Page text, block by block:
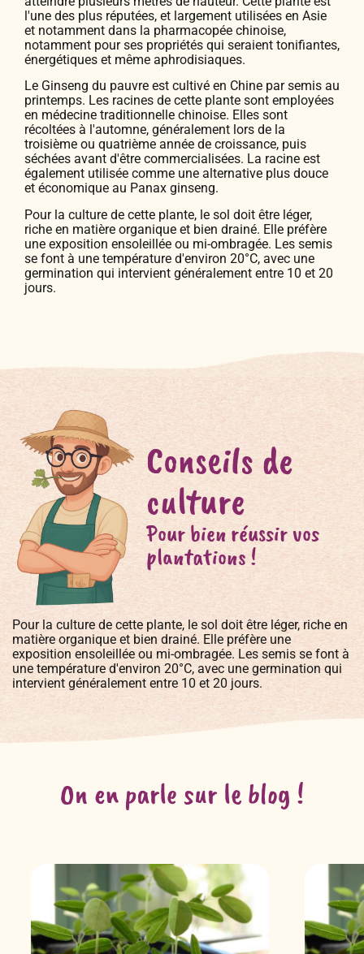
l'une des plus réputées, et largement utilisées en Asie
et notamment dans la pharmacopée chinoise,
notamment pour ses propriétés qui seraient tonifiantes,
énergétiques et même aphrodisiaques.
Le Ginseng du pauvre est cultivé en Chine par semis au
printemps. Les racines de cette plante sont employées
en médecine traditionnelle chinoise. Elles sont
récoltées à l'automne, généralement lors de la
troisième ou quatrième année de croissance, puis
séchées avant d'être commercialisées. La racine est
également utilisée comme une alternative plus douce
et économique au Panax ginseng.
Pour la culture de cette plante, le sol doit être léger,
riche en matière organique et bien drainé. Elle préfère
une exposition ensoleillée ou mi-ombragée. Les semis
se font à une température d'environ 20°C, avec une
germination qui intervient généralement entre 10 et 20
jours.
Conseils de
culture
Pour bien réussir vos
plantations !
Pour la culture de cette plante, le sol doit être léger, riche en
matière organique et bien drainé. Elle préfère une
exposition ensoleillée ou mi-ombragée. Les semis se font à
une température d'environ 20°C, avec une germination qui
intervient généralement entre 10 et 20 jours.
On en parle sur le blog !